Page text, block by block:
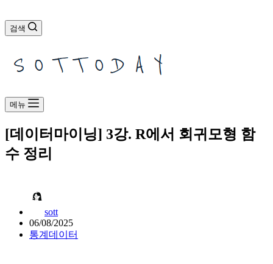
검색
메뉴
[데이터마이닝] 3강. R에서 회귀모형 함
수 정리
sott
06/08/2025
통계데이터